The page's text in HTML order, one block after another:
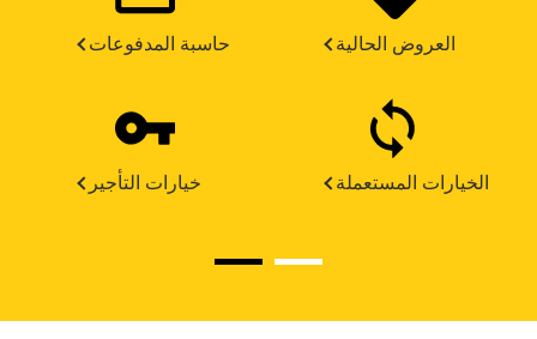
حاسبة المدفوعات العروض الحالية
خيارات التأجير الخيارات المستعملة